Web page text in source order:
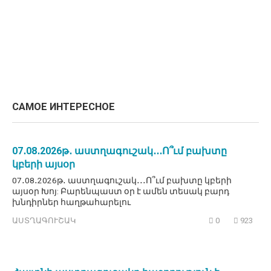
САМОЕ ИНТЕРЕСНОЕ
07․08․2026թ․ աստղագուշակ․․․Ո՞ւմ բախտը
կբերի այսօր
07․08․2026թ․ աստղագուշակ․․․Ո՞ւմ բախտը կբերի
այսօր Խոյ: Բարենպաստ օր է ամեն տեսակ բարդ
խնդիրներ հաղթահարելու
ԱՍՏՂԱԳՈՒՇԱԿ 0 923